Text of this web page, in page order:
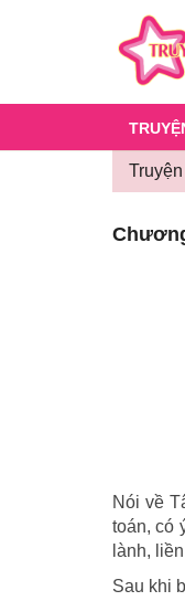
Nói về
toán, có
lành,
Sau khi